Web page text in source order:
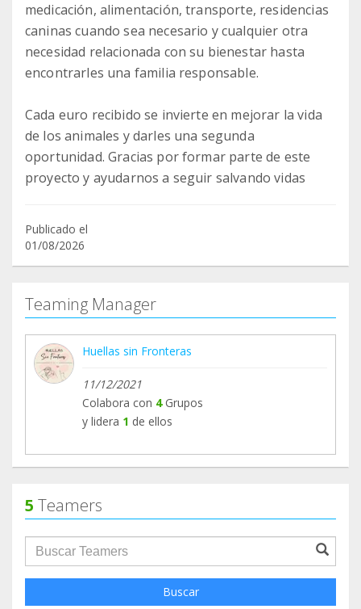
medicación, alimentación, transporte, residencias
caninas cuando sea necesario y cualquier otra
necesidad relacionada con su bienestar hasta
encontrarles una familia responsable.
Cada euro recibido se invierte en mejorar la vida
de los animales y darles una segunda
oportunidad. Gracias por formar parte de este
proyecto y ayudarnos a seguir salvando vidas
Publicado el
01/08/2026
Teaming Manager
Huellas sin Fronteras
11/12/2021
Colabora con 4Grupos
y lidera 1 de ellos
5 Teamers
groupProfile.searchForm.search.text???
Buscar